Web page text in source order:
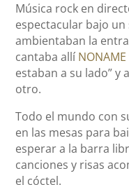
Música rock en
espectacular bajo
ambientaban la
cantaba allí NONAME
estaban a su lado” y
otro.
Todo el mundo con
en las mesas para
esperar a la barra
canciones y risas
el cóctel.